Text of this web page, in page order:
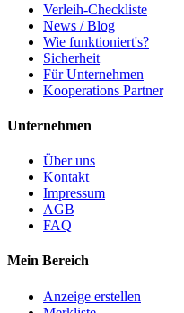
Verleih-Checkliste
News / Blog
Wie funktioniert's?
Sicherheit
Für Unternehmen
Kooperations Partner
Unternehmen
Über uns
Kontakt
Impressum
AGB
FAQ
Mein Bereich
Anzeige erstellen